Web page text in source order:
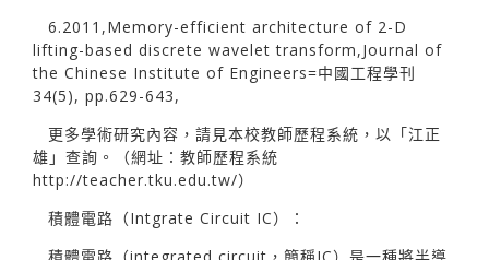
6.2011,Memory-efficient architecture of 2-D
lifting-based discrete wavelet transform,Journal of
the Chinese Institute of Engineers=中國工程學刊
34(5), pp.629-643,
更多學術研究內容，請見本校教師歷程系統，以「江正
雄」查詢。（網址：教師歷程系統
http://teacher.tku.edu.tw/）
積體電路（Intgrate Circuit IC）：